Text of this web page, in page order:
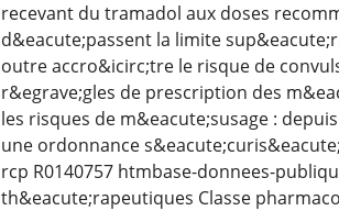
recevant du tramadol aux doses
d&eacute;passent la limite
outre accro&icirc;tre le risque de
r&egrave;gles de prescription des
les risques de m&eacute;susage :
une ordonnance
rcp R0140757 htmbase-donnees-
th&eacute;rapeutiques Classe